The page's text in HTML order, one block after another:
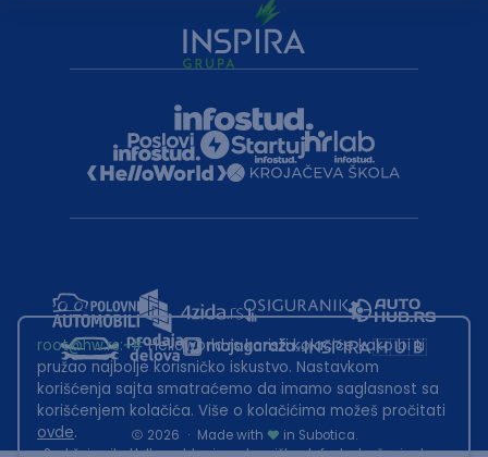
2026 · Made with
in Subotica.
root@hw.rs:~#Helloworld.rs koristi kolačiće kako bi ti
pružao najbolje korisničko iskustvo. Nastavkom
korišćenja sajta smatraćemo da imamo saglasnost sa
korišćenjem kolačića. Više o kolačićima možeš pročitati
ovde.